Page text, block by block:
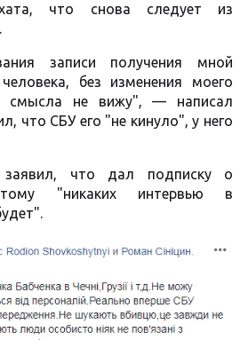
что снова следует из
записи получения мной
без изменения моего
смысла не вижу", — написал
что СБУ его "не кинуло", у него
что дал подписку о
"никаких интервью в